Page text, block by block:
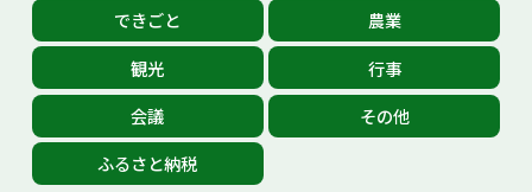
あかいがわ広報
お問い合せ
Select Language
できごと
農業
観光
行事
会議
その他
ふるさと納税